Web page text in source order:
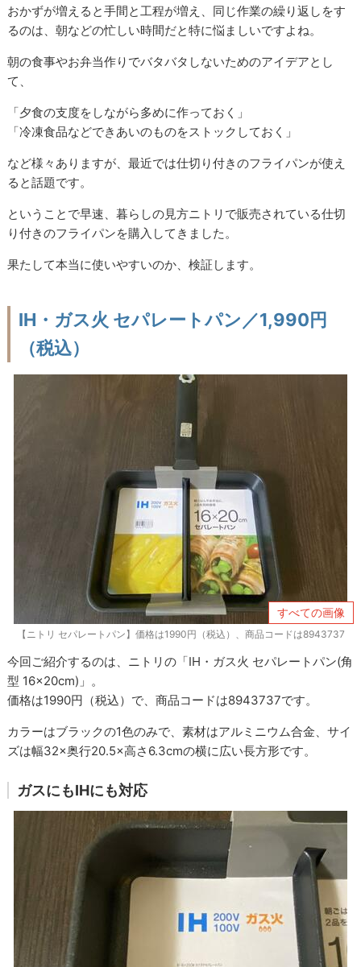
おかずが増えると手間と工程が増え、同じ作業の繰り返しをす
るのは、朝などの忙しい時間だと特に悩ましいですよね。
朝の食事やお弁当作りでバタバタしないためのアイデアとし
て、
「夕食の支度をしながら多めに作っておく」
「冷凍食品などできあいのものをストックしておく」
など様々ありますが、最近では仕切り付きのフライパンが使え
ると話題です。
ということで早速、暮らしの見方ニトリで販売されている仕切
り付きのフライパンを購入してきました。
果たして本当に使いやすいのか、検証します。
IH・ガス火 セパレートパン／1,990円
（税込）
すべての画像
【ニトリ セパレートパン】価格は1990円（税込）、商品コードは8943737
今回ご紹介するのは、ニトリの「IH・ガス火 セパレートパン(角
型 16×20cm)」。
価格は1990円（税込）で、商品コードは8943737です。
カラーはブラックの1色のみで、素材はアルミニウム合金、サイ
ズは幅32×奥行20.5×高さ6.3cmの横に広い長方形です。
ガスにもIHにも対応